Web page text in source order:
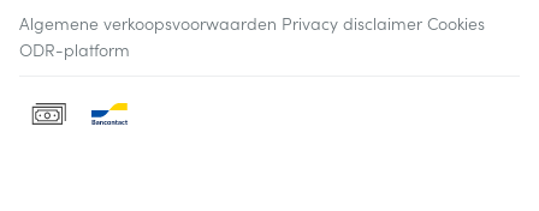
Algemene verkoopsvoorwaarden Privacy disclaimer Cookies
ODR-platform